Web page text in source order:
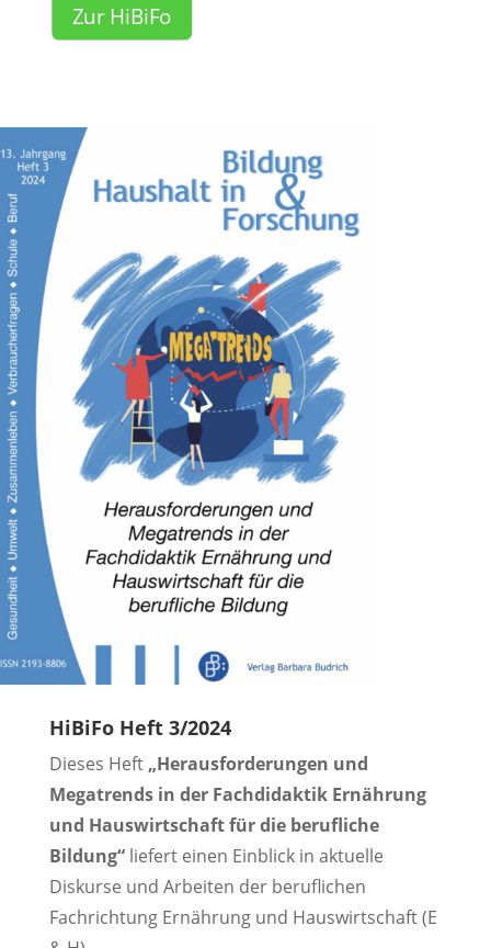
Zur HiBiFo
HiBiFo Heft 3/2024
Dieses Heft„Herausforderungen und
Megatrends in der Fachdidaktik Ernährung
und Hauswirtschaft für die berufliche
Bildung“ liefert einen Einblick in aktuelle
Diskurse und Arbeiten der beruflichen
Fachrichtung Ernährung und Hauswirtschaft (E